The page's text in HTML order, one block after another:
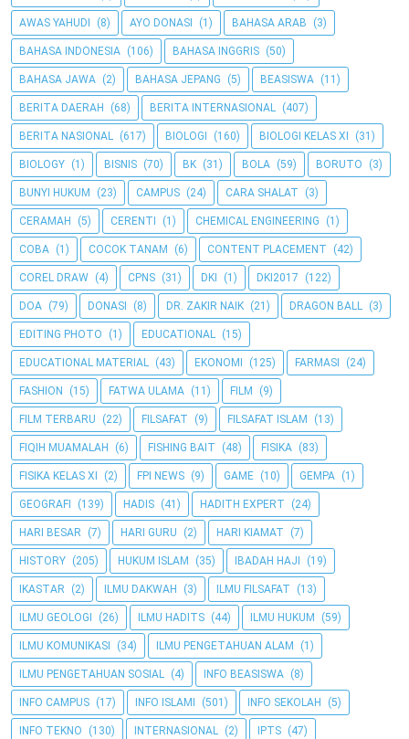
AWAS YAHUDI (8) AYO DONASI (1) BAHASA ARAB (3)
BAHASA INDONESIA (106) BAHASA INGGRIS (50)
BAHASA JAWA (2) BAHASA JEPANG (5) BEASISWA (11)
BERITA DAERAH (68) BERITA INTERNASIONAL (407)
BERITA NASIONAL (617) BIOLOGI (160) BIOLOGI KELAS XI (31)
BIOLOGY (1) BISNIS (70) BK (31) BOLA (59) BORUTO (3)
BUNYI HUKUM (23) CAMPUS (24) CARA SHALAT (3)
CERAMAH (5) CERENTI (1) CHEMICAL ENGINEERING (1)
COBA (1) COCOK TANAM (6) CONTENT PLACEMENT (42)
COREL DRAW (4) CPNS (31) DKI (1) DKI2017 (122)
DOA (79) DONASI (8) DR. ZAKIR NAIK (21) DRAGON BALL (3)
EDITING PHOTO (1) EDUCATIONAL (15)
EDUCATIONAL MATERIAL (43) EKONOMI (125) FARMASI (24)
FASHION (15) FATWA ULAMA (11) FILM (9)
FILM TERBARU (22) FILSAFAT (9) FILSAFAT ISLAM (13)
FIQIH MUAMALAH (6) FISHING BAIT (48) FISIKA (83)
FISIKA KELAS XI (2) FPI NEWS (9) GAME (10) GEMPA (1)
GEOGRAFI (139) HADIS (41) HADITH EXPERT (24)
HARI BESAR (7) HARI GURU (2) HARI KIAMAT (7)
HISTORY (205) HUKUM ISLAM (35) IBADAH HAJI (19)
IKASTAR (2) ILMU DAKWAH (3) ILMU FILSAFAT (13)
ILMU GEOLOGI (26) ILMU HADITS (44) ILMU HUKUM (59)
ILMU KOMUNIKASI (34) ILMU PENGETAHUAN ALAM (1)
ILMU PENGETAHUAN SOSIAL (4) INFO BEASISWA (8)
INFO CAMPUS (17) INFO ISLAMI (501) INFO SEKOLAH (5)
INFO TEKNO (130) INTERNASIONAL (2) IPTS (47)